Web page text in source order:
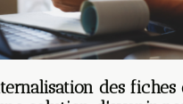
des fiches